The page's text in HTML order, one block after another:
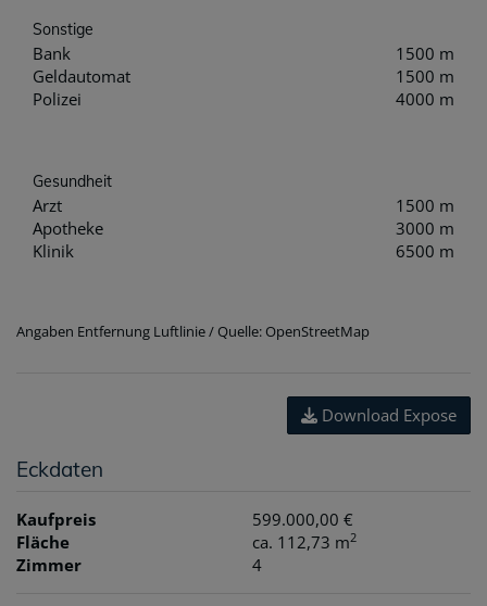
Sonstige
Bank
1500 m
Geldautomat
1500 m
Polizei
4000 m
Gesundheit
Arzt
1500 m
Apotheke
3000 m
Klinik
6500 m
Angaben Entfernung Luftlinie / Quelle: OpenStreetMap
Download Expose
Eckdaten
Kaufpreis
599.000,00 €
Fläche
ca. 112,73 m2
Zimmer 4